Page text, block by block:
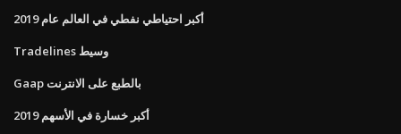
أكبر احتياطي نفطي في العالم عام 2019
Tradelines وسيط
Gaap بالطبع على الانترنت
أكبر خسارة في الأسهم 2019